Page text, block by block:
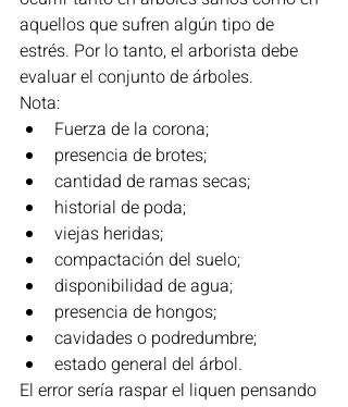
aquellos que sufren algún tipo de
estrés. Por lo tanto, el arborista debe
evaluar el conjunto de árboles.
Nota:
Fuerza de la corona;
presencia de brotes;
cantidad de ramas secas;
historial de poda;
viejas heridas;
compactación del suelo;
disponibilidad de agua;
presencia de hongos;
cavidades o podredumbre;
estado general del árbol.
El error sería raspar el liquen pensando